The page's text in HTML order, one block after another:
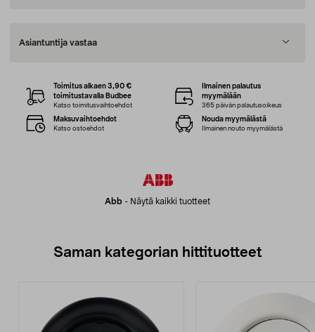
Asiantuntija vastaa
Abb - Näytä kaikki tuotteet
Toimitus alkaen 3,90 €
toimitustavalla Budbee
Katso toimitusvaihtoehdot
Ilmainen palautus
myymälään
365 päivän palautusoikeus
Maksuvaihtoehdot
Katso ostoehdot
Nouda myymälästä
Ilmainen nouto myymälästä
Saman kategorian hittituotteet